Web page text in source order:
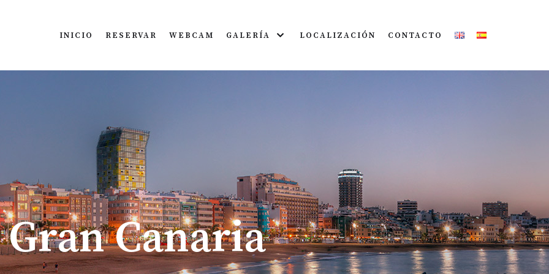
INICIO RESERVAR WEBCAM GALERÍA LOCALIZACIÓN CONTACTO
Gran Canaria